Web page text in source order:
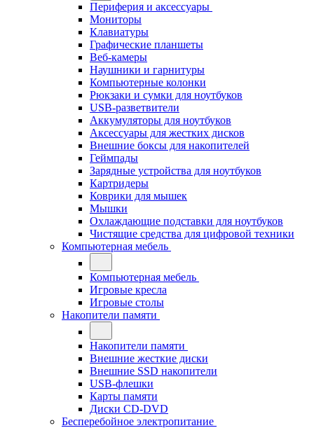
Периферия и аксессуары
Мониторы
Клавиатуры
Графические планшеты
Веб-камеры
Наушники и гарнитуры
Компьютерные колонки
Рюкзаки и сумки для ноутбуков
USB-разветвители
Аккумуляторы для ноутбуков
Аксессуары для жестких дисков
Внешние боксы для накопителей
Геймпады
Зарядные устройства для ноутбуков
Картридеры
Коврики для мышек
Мышки
Охлаждающие подставки для ноутбуков
Чистящие средства для цифровой техники
Компьютерная мебель
Компьютерная мебель
Игровые кресла
Игровые столы
Накопители памяти
Накопители памяти
Внешние жесткие диски
Внешние SSD накопители
USB-флешки
Карты памяти
Диски CD-DVD
Бесперебойное электропитание